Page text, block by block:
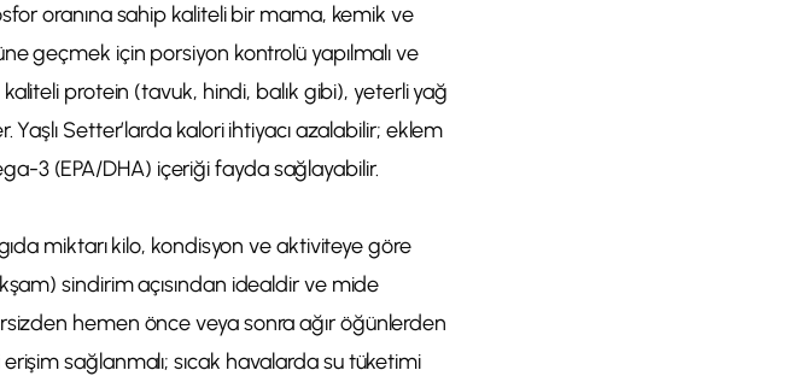
oranına sahip kaliteli bir mama, kemik ve
geçmek için porsiyon kontrolü yapılmalı ve
protein (tavuk, hindi, balık gibi), yeterli yağ
Setter’larda kalori ihtiyacı azalabilir; eklem
3 (EPA/DHA) içeriği fayda sağlayabilir.
miktarı kilo, kondisyon ve aktiviteye göre
sindirim açısından idealdir ve mide
hemen önce veya sonra ağır öğünlerden
sağlanmalı; sıcak havalarda su tüketimi